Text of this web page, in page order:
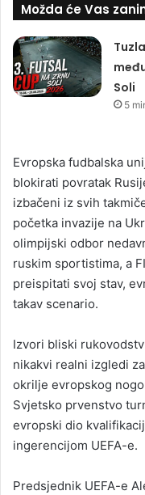
Možda će Vas
Soli
5
Evropska fudbalska
blokirati povratak
izbačeni iz svih
početka invazije na
olimpijski odbor
ruskim sportistima, a
preispitati svoj stav,
takav scenario.
Izvori bliski
nikakvi realni izgledi
okrilje evropskog
Svjetsko prvenstvo
evropski dio
ingerencijom UEFA-e.
Predsjednik UEFA-e